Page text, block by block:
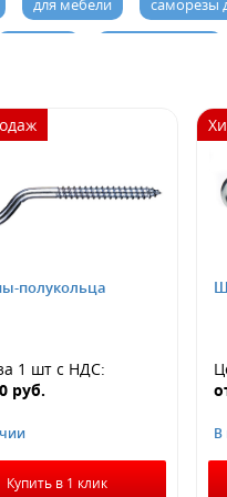
для мебели саморезы
глухари Для
буром
с
Standers Для
полукольца
1 штс НДС:
руб.
Купить в 1 клик
В